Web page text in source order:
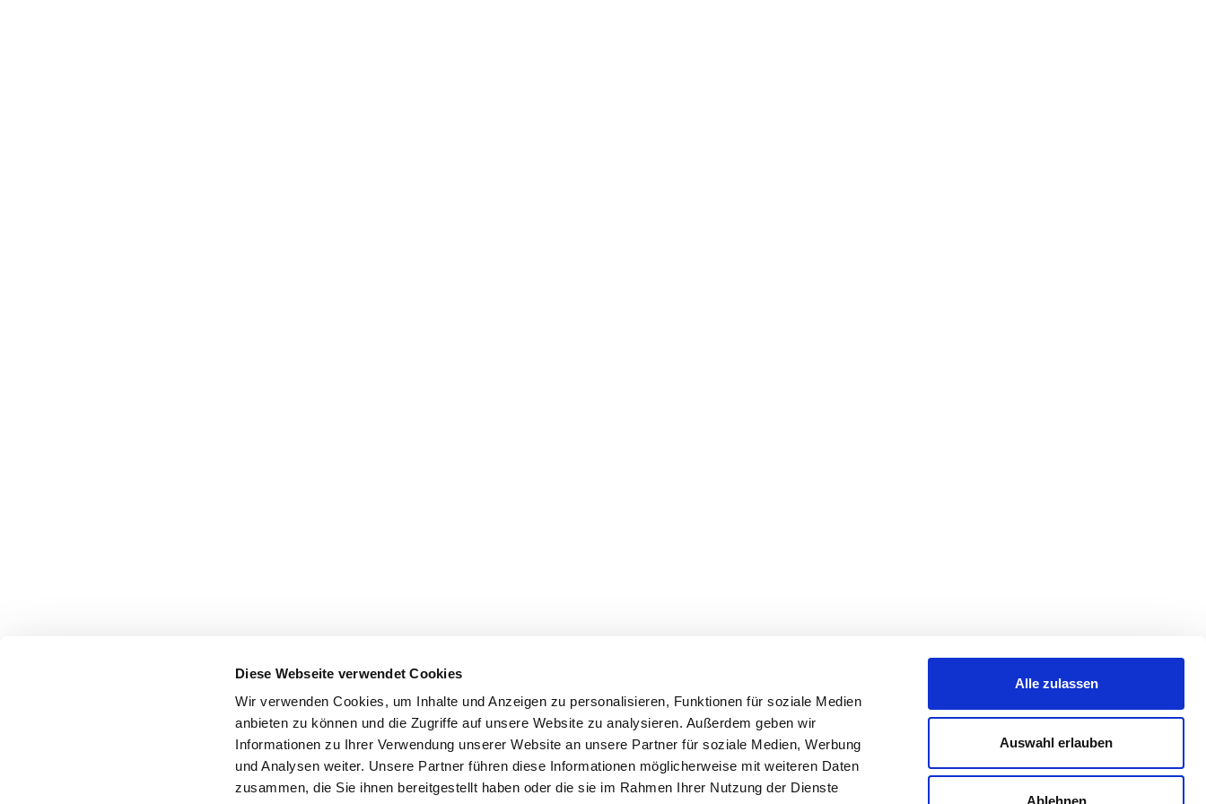
Diese Webseite verwendet Cookies
Wir verwenden Cookies, um Inhalte und Anzeigen zu personalisieren, Funktionen für soziale Medien
anbieten zu können und die Zugriffe auf unsere Website zu analysieren. Außerdem geben wir
Informationen zu Ihrer Verwendung unserer Website an unsere Partner für soziale Medien, Werbung
und Analysen weiter. Unsere Partner führen diese Informationen möglicherweise mit weiteren Daten
zusammen, die Sie ihnen bereitgestellt haben oder die sie im Rahmen Ihrer Nutzung der Dienste
Alle zulassen
Auswahl erlauben
Ablehnen